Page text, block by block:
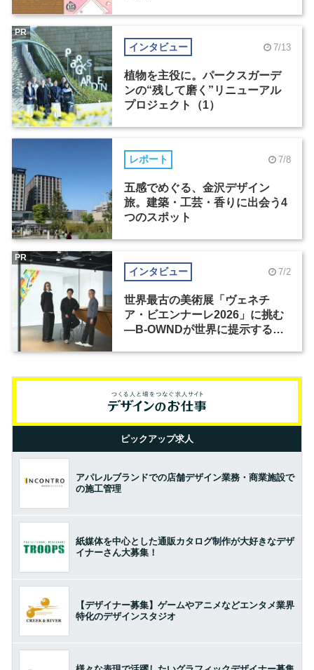
インタビュー 7/13
植物を主役に。パークスガーデ
ンの“残して磨く”リニューアル
プロジェクト（1）
PR
レポート 7/8
五感でめぐる、金沢デザイン
旅。建築・工芸・香りに出会う4
つのスポット
インタビュー 7/2
世界最古の美術展「ヴェネチ
ア・ビエンナーレ2026」に挑む
―B-OWNDが世界に提示する美
PR
ピックアップ求人
アパレルブランドでの店舗デザイン業務・商業施設で
の施工管理
紙媒体を中心とした通販カタログ制作が大好きなデザ
イナーさん大募集！
【デザイナー募集】ゲームやアニメなどエンタメ業界
特化のデザインスタジオ